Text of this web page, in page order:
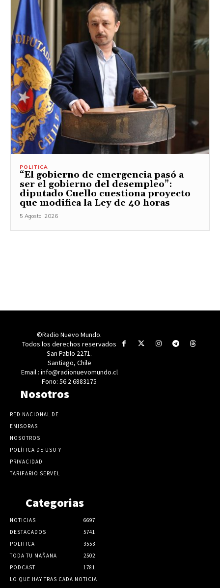
POLITICA
“El gobierno de emergencia pasó a
ser el gobierno del desempleo”:
diputado Cuello cuestiona proyecto
que modifica la Ley de 40 horas
5 Agosto, 2026
©Radio Nuevo Mundo.
Todos los derechos reservados
San Pablo 2271.
Santiago, Chile
Email : info@radionuevomundo.cl
Fono: 56 2 6883175
Nosotros
RED NACIONAL DE
EMISORAS
NOSOTROS
POLÍTICA DE USO Y
PRIVACIDAD
TARIFARIO SERVEL
Categorias
NOTICIAS
6697
DESTACADOS
5741
POLITICA
3553
TODA TU MAÑANA
2502
PODCAST
1781
LO QUE HAY TRAS CADA NOTICIA